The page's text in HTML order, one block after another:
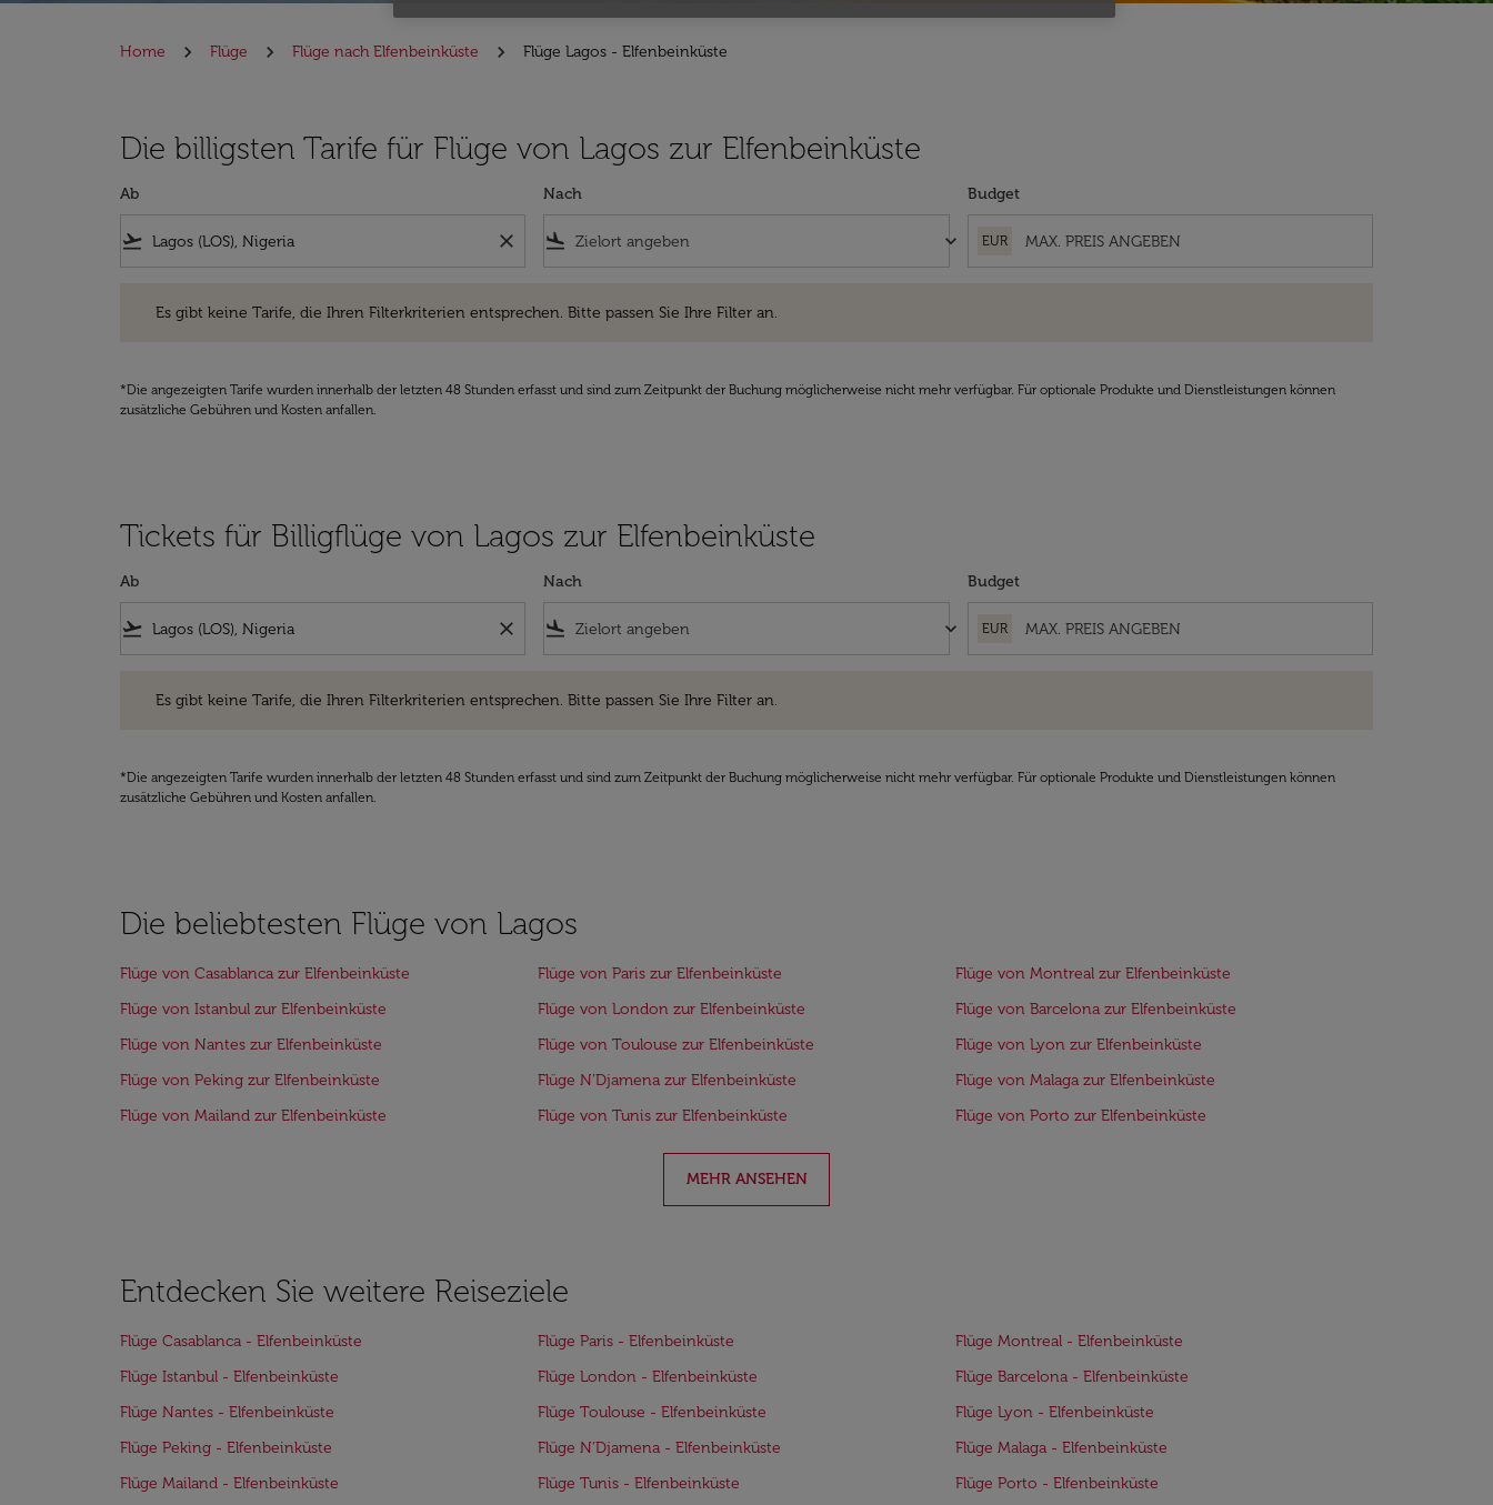
Home Flüge Flüge nach Elfenbeinküste Flüge Lagos - Elfenbeinküste
Die billigsten Tarife für Flüge von Lagos zur Elfenbeinküste
Ab
flight_takeoff close
Nach
flight_land keyboard_arrow_down
Budget
EUR
Es gibt keine Tarife, die Ihren Filterkriterien entsprechen. Bitte passen Sie Ihre Filter an.
*Die angezeigten Tarife wurden innerhalb der letzten 48 Stunden erfasst und sind zum Zeitpunkt der Buchung möglicherweise nicht mehr verfügbar. Für optionale Produkte und Dienstleistungen können
zusätzliche Gebühren und Kosten anfallen.
Tickets für Billigflüge von Lagos zur Elfenbeinküste
Ab
flight_takeoff close
Nach
flight_land keyboard_arrow_down
Budget
EUR
Es gibt keine Tarife, die Ihren Filterkriterien entsprechen. Bitte passen Sie Ihre Filter an.
*Die angezeigten Tarife wurden innerhalb der letzten 48 Stunden erfasst und sind zum Zeitpunkt der Buchung möglicherweise nicht mehr verfügbar. Für optionale Produkte und Dienstleistungen können
zusätzliche Gebühren und Kosten anfallen.
Die beliebtesten Flüge von Lagos
Flüge von Casablanca zur Elfenbeinküste Flüge von Paris zur Elfenbeinküste
Flüge von Montreal zur Elfenbeinküste
Flüge von Istanbul zur Elfenbeinküste
Flüge von London zur Elfenbeinküste
Flüge von Barcelona zur Elfenbeinküste
Flüge von Nantes zur Elfenbeinküste
Flüge von Toulouse zur Elfenbeinküste
Flüge von Lyon zur Elfenbeinküste
Flüge von Peking zur Elfenbeinküste
Flüge N’Djamena zur Elfenbeinküste
Flüge von Malaga zur Elfenbeinküste
Flüge von Mailand zur Elfenbeinküste
Flüge von Tunis zur Elfenbeinküste Flüge von Porto zur Elfenbeinküste
MEHR ANSEHEN
Entdecken Sie weitere Reiseziele
Flüge Casablanca - Elfenbeinküste Flüge Paris - Elfenbeinküste
Flüge Montreal - Elfenbeinküste
Flüge Istanbul - Elfenbeinküste
Flüge London - Elfenbeinküste
Flüge Barcelona - Elfenbeinküste
Flüge Nantes - Elfenbeinküste
Flüge Toulouse - Elfenbeinküste
Flüge Lyon - Elfenbeinküste
Flüge Peking - Elfenbeinküste
Flüge N’Djamena - Elfenbeinküste
Flüge Malaga - Elfenbeinküste
Flüge Mailand - Elfenbeinküste
Flüge Tunis - Elfenbeinküste Flüge Porto - Elfenbeinküste